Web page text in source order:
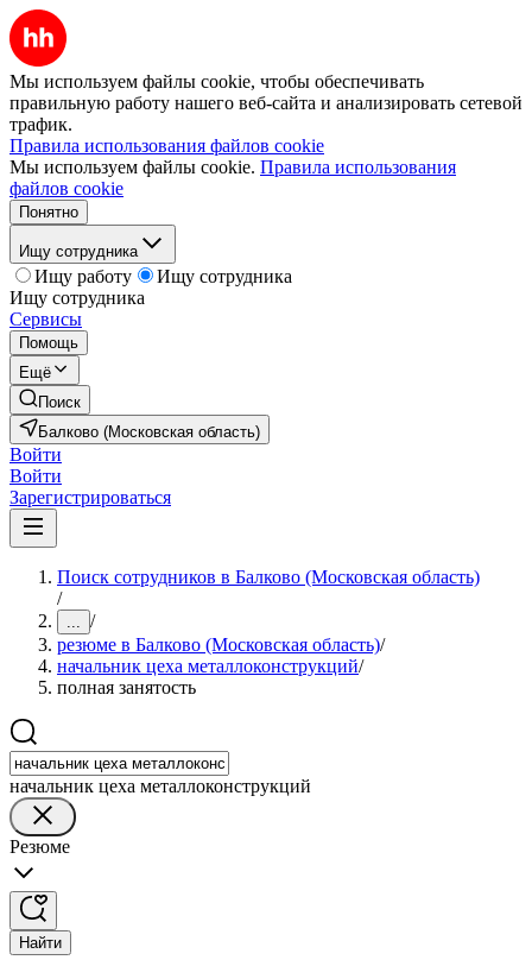
Мы используем файлы cookie, чтобы обеспечивать
правильную работу нашего веб-сайта и анализировать сетевой
трафик.
Правила использования файлов cookie
Мы используем файлы cookie. Правила использования
файлов cookie
Понятно
Ищу сотрудника
Ищу работу
Ищу сотрудника
Ищу сотрудника
Сервисы
Помощь
Ещё
Поиск
Балково (Московская область)
Войти
Войти
Зарегистрироваться
Поиск сотрудников в Балково (Московская область)
/
... /
резюме в Балково (Московская область)/
начальник цеха металлоконструкций/
полная занятость
начальник цеха металлоконструкций
Резюме
Найти